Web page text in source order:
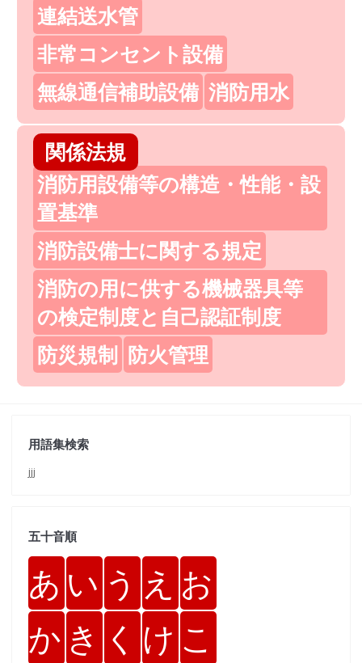
連結送水管
非常コンセント設備
無線通信補助設備 消防用水
関係法規
消防用設備等の構造・性能・設
置基準
消防設備士に関する規定
消防の用に供する機械器具等
の検定制度と自己認証制度
防災規制 防火管理
用語集検索
jjj
五十音順
あ い う え お
か き く け こ